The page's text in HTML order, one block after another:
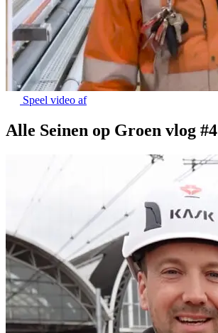
Speel video af
Alle Seinen op Groen vlog #4